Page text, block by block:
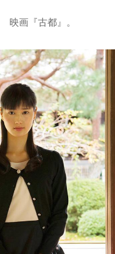
映画『古都』。